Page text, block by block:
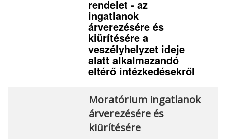
rendelet - az
ingatlanok
árverezésére és
kiürítésére a
veszélyhelyzet ideje
alatt alkalmazandó
eltérő intézkedésekről
Moratórium ingatlanok
árverezésére és
kiürítésére